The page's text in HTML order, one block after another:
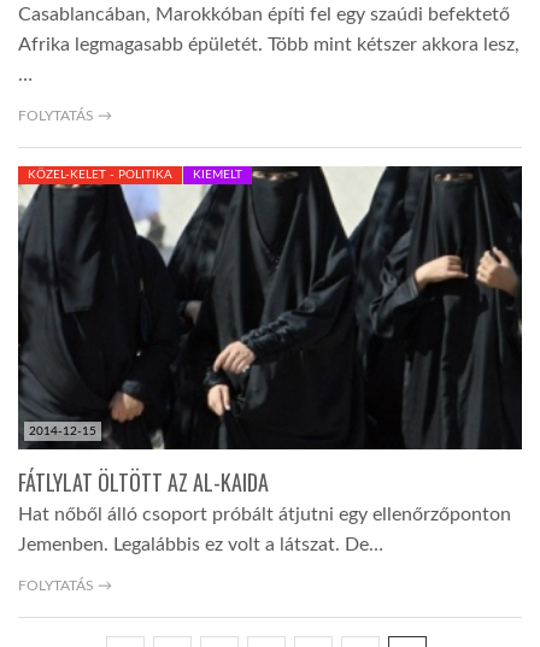
Casablancában, Marokkóban építi fel egy szaúdi befektető
Afrika legmagasabb épületét. Több mint kétszer akkora lesz,
…
FOLYTATÁS →
2014-12-15
KÖZEL-KELET - POLITIKA KIEMELT
FÁTLYLAT ÖLTÖTT AZ AL-KAIDA
Hat nőből álló csoport próbált átjutni egy ellenőrzőponton
Jemenben. Legalábbis ez volt a látszat. De…
FOLYTATÁS →